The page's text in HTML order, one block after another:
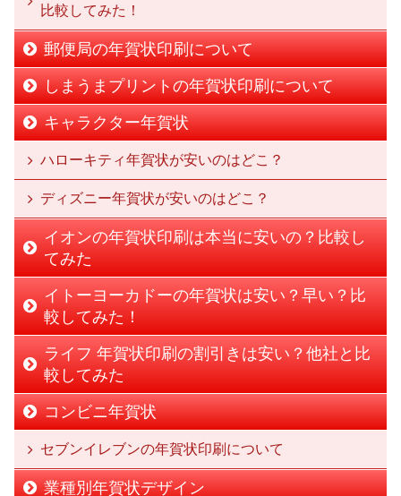
比較してみた！
郵便局の年賀状印刷について
しまうまプリントの年賀状印刷について
キャラクター年賀状
ハローキティ年賀状が安いのはどこ？
ディズニー年賀状が安いのはどこ？
イオンの年賀状印刷は本当に安いの？比較し
てみた
イトーヨーカドーの年賀状は安い？早い？比
較してみた！
ライフ 年賀状印刷の割引きは安い？他社と比
較してみた
コンビニ年賀状
セブンイレブンの年賀状印刷について
業種別年賀状デザイン